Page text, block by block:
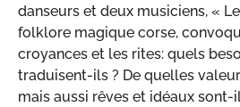
danseurs et deux musiciens, «
folklore magique corse,
croyances et les rites: quels
traduisent-ils ? De quelles
mais aussi rêves et idéaux sont-